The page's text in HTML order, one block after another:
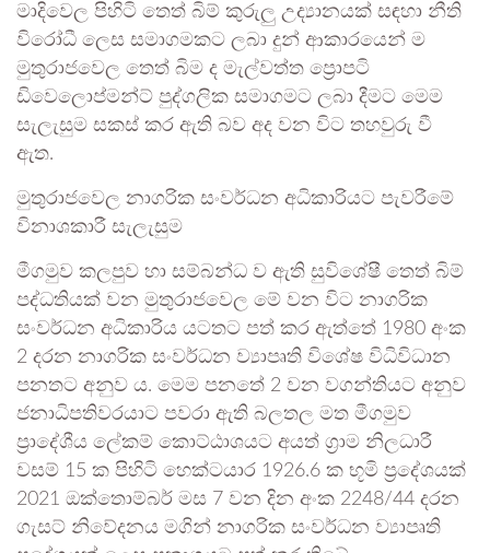
මාදිවෙල පිහිටි තෙත් බිම් කුරුලු උද්‍යානයක් සඳහා නීති
විරෝධී ලෙස සමාගමකට ලබා දුන් ආකාරයෙන් ම
මුතුරාජවෙල තෙත් බිම ද මැල්වත්ත ප්‍රොපටි
ඩිවෙලොප්මන්ට් පුද්ගලික සමාගමට ලබා දීමට මෙම
සැලැසුම සකස් කර ඇති බව අද වන විට තහවුරු වී
ඇත.
මුතුරාජවෙල නාගරික සංවර්ධන අධිකාරියට පැවරීමේ
විනාශකාරී සැලැසුම
මීගමුව කලපුව හා සම්බන්ධ ව ඇති සුවිශේෂී තෙත් බිම්
පද්ධතියක් වන මුතුරාජවෙල මේ වන විට නාගරික
සංවර්ධන අධිකාරිය යටතට පත් කර ඇත්තේ 1980 අංක
2 දරන නාගරික සංවර්ධන ව්‍යාපෘති විශේෂ විධිවිධාන
පනතට අනුව ය. මෙම පනතේ 2 වන වගන්තියට අනුව
ජනාධිපතිවරයාට පවරා ඇති බලතල මත මීගමුව
ප්‍රාදේශීය ලේකම් කොට්ඨාශයට අයත් ග්‍රාම නිලධාරී
වසම් 15 ක පිහිටි හෙක්ටයාර 1926.6 ක භූමි ප්‍රදේශයක්
2021 ඔක්තොම්බර් මස 7 වන දින අංක 2248/44 දරන
ගැසට් නිවේදනය මගින් නාගරික සංවර්ධන ව්‍යාපෘති